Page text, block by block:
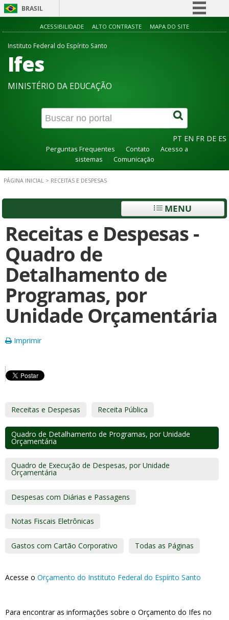
BRASIL
Simplifique!
Canais
ACESSIBILIDADE ALTO CONTRASTE MAPA DO SITE
Instituto Federal do Espírito Santo
Ifes
MINISTÉRIO DA EDUCAÇÃO
PT EN FR DE ES
Perguntas Frequentes Contato
Acesso a
sistemas
Comunicação
PÁGINA INICIAL > RECEITAS E DESPESAS
MENU
Receitas e Despesas -
Quadro de
Detalhamento de
Programas, por
Unidade Orçamentária
Imprimir
Receitas e Despesas Receita Pública
Quadro de Detalhamento de Programas, por Unidade
Orçamentária
Quadro de Execução de Despesas, por Unidade
Orçamentária
Despesas com Diárias e Passagens
Notas Fiscais Eletrônicas
Gastos com Cartão Corporativo Todas as Páginas
Acesse o Orçamento do Instituto Federal do Espírito Santo
Para encontrar as informações sobre o Orçamento do Ifes no